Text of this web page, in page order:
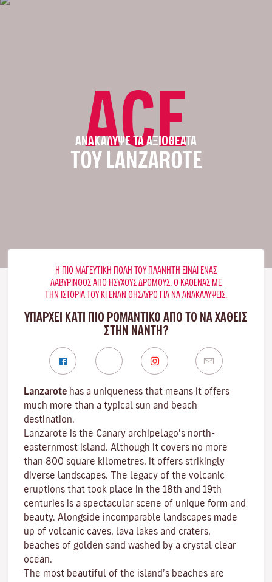
ACE
ΑΝΑΚΆΛΥΨΕ ΤΑ ΑΞΙΟΘΈΑΤΑ
ΤΟΥ LANZAROTE
Η ΠΙΟ ΜΑΓΕΥΤΙΚΉ ΠΌΛΗ ΤΟΥ ΠΛΑΝΉΤΗ ΕΊΝΑΙ ΈΝΑΣ
ΛΑΒΎΡΙΝΘΟΣ ΑΠΌ ΉΣΥΧΟΥΣ ΔΡΌΜΟΥΣ, Ο ΚΑΘΈΝΑΣ ΜΕ
ΤΗΝ ΙΣΤΟΡΊΑ ΤΟΥ ΚΙ ΈΝΑΝ ΘΗΣΑΥΡΌ ΓΙΑ ΝΑ ΑΝΑΚΑΛΎΨΕΙΣ.
ΥΠΑΡΧΕΙ ΚΑΤΙ ΠΙΟ ΡΟΜΑΝΤΙΚΟ ΑΠΟ ΤΟ ΝΑ ΧΑΘΕΙΣ
ΣΤΗΝ ΝΆΝΤΗ?
Lanzarote has a uniqueness that means it offers
much more than a typical sun and beach
destination.
Lanzarote is the Canary archipelago’s north-
easternmost island. Although it covers no more
than 800 square kilometres, it offers strikingly
diverse landscapes. The legacy of the volcanic
eruptions that took place in the 18th and 19th
centuries is a spectacular scene of unique form and
beauty. Alongside incomparable landscapes made
up of volcanic caves, lava lakes and craters,
beaches of golden sand washed by a crystal clear
ocean.
The most beautiful of the island’s beaches are